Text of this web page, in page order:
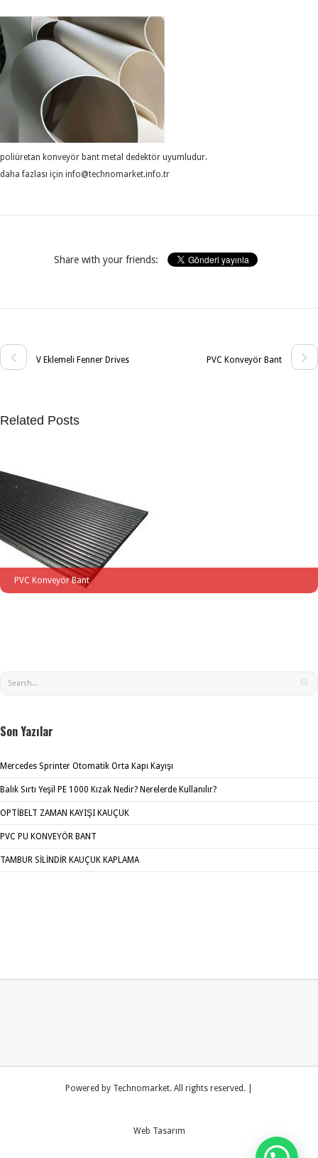
poliüretan konveyör bant metal dedektör uyumludur.
daha fazlası için info@technomarket.info.tr
Share with your friends:
V Eklemeli Fenner Drives PVC Konveyör Bant
Related Posts
PVC Konveyör Bant
Son Yazılar
Mercedes Sprinter Otomatik Orta Kapı Kayışı
Balık Sırtı Yeşil PE 1000 Kızak Nedir? Nerelerde Kullanılır?
OPTİBELT ZAMAN KAYIŞI KAUÇUK
PVC PU KONVEYÖR BANT
TAMBUR SİLİNDİR KAUÇUK KAPLAMA
Powered by Technomarket. All rights reserved. |
Web Tasarım